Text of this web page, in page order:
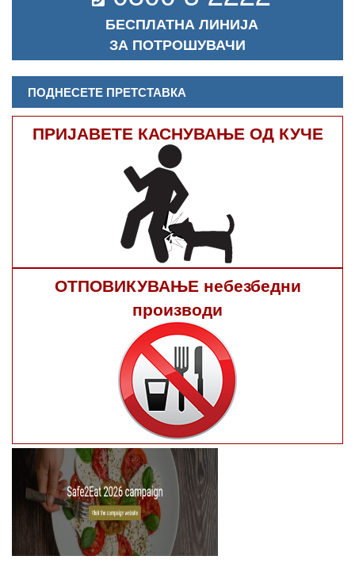
БЕСПЛАТНА ЛИНИЈА
ЗА ПОТРОШУВАЧИ
ПОДНЕСЕТЕ ПРЕТСТАВКА
ПРИЈАВЕТЕ КАСНУВАЊЕ ОД КУЧЕ
ОТПОВИКУВАЊЕ небезбедни
производи